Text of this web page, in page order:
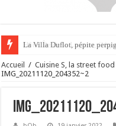
La Villa Duflot, pépite
Accueil / Cuisine S, la street
IMG_20211120_204352~2